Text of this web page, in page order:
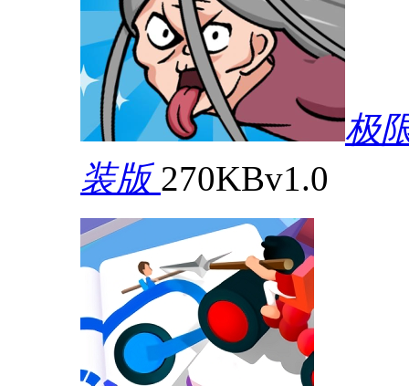
极
装版 270KBv1.0